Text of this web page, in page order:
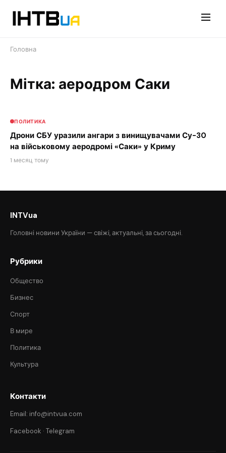
Головна
Мітка: аеродром Саки
ПОЛИТИКА
Дрони СБУ уразили ангари з винищувачами Су-30
на військовому аеродромі «Саки» у Криму
1 месяц тому
INTVua
Головні новини України — свіжі, актуальні, за сьогодні.
Рубрики
Общество
Бизнес
Спорт
В мире
Политика
Культура
Контакти
Email: info@intvua.com
Facebook · Telegram